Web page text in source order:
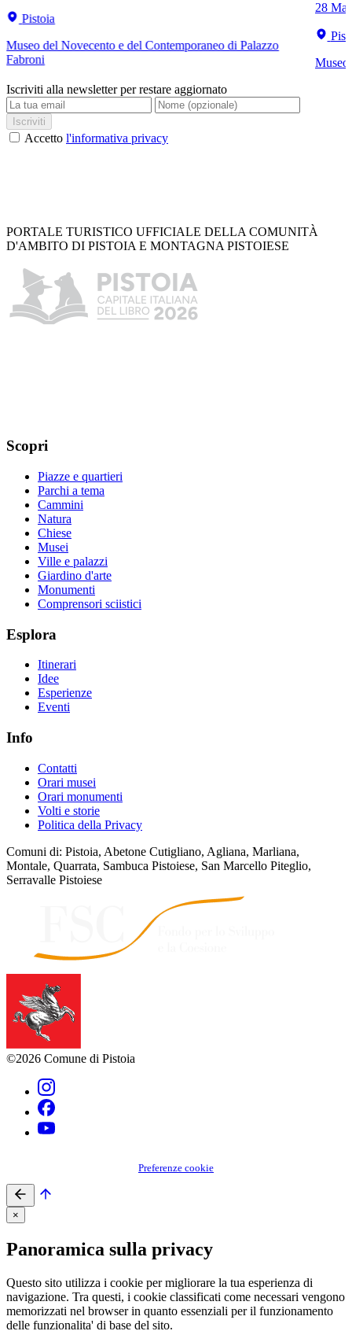
Pistoia
Museo del Novecento e del Contemporaneo di Palazzo
Fabroni
28
Museo
Iscriviti alla newsletter per restare aggiornato
Iscriviti
Accetto l'informativa privacy
PORTALE TURISTICO UFFICIALE DELLA COMUNITÀ
D'AMBITO DI PISTOIA E MONTAGNA PISTOIESE
Scopri
Piazze e quartieri
Parchi a tema
Cammini
Natura
Chiese
Musei
Ville e palazzi
Giardino d'arte
Monumenti
Comprensori sciistici
Esplora
Itinerari
Idee
Esperienze
Eventi
Info
Contatti
Orari musei
Orari monumenti
Volti e storie
Politica della Privacy
Comuni di: Pistoia, Abetone Cutigliano, Agliana, Marliana,
Montale, Quarrata, Sambuca Pistoiese, San Marcello Piteglio,
Serravalle Pistoiese
©2026 Comune di Pistoia
Preferenze cookie
×
Panoramica sulla privacy
Questo sito utilizza i cookie per migliorare la tua esperienza di
navigazione. Tra questi, i cookie classificati come necessari vengono
memorizzati nel browser in quanto essenziali per il funzionamento
delle funzionalita' di base del sito.